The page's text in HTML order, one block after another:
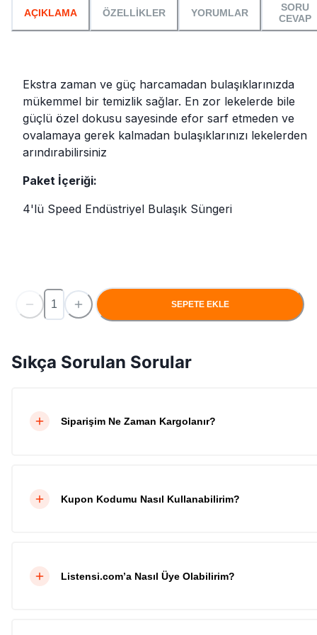
AÇIKLAMA ÖZELLİKLER YORUMLAR
SORU
CEVAP
Ekstra zaman ve güç harcamadan bulaşıklarınızda
mükemmel bir temizlik sağlar. En zor lekelerde bile
güçlü özel dokusu sayesinde efor sarf etmeden ve
ovalamaya gerek kalmadan bulaşıklarınızı lekelerden
arındırabilirsiniz
Paket İçeriği:
4'lü Speed Endüstriyel Bulaşık Süngeri
SEPETE EKLE
Sıkça Sorulan Sorular
Siparişim Ne Zaman Kargolanır?
Kupon Kodumu Nasıl Kullanabilirim?
Listensi.com’a Nasıl Üye Olabilirim?